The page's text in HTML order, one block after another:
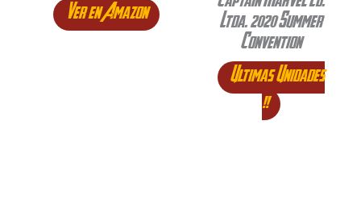
Ver en Amazon
Ltda. 2020 Summer
Convention
Ultimas Unidades
!!